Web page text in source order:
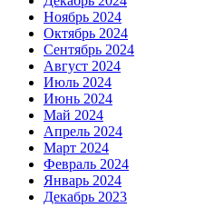
Ноябрь 2024
Октябрь 2024
Сентябрь 2024
Август 2024
Июль 2024
Июнь 2024
Май 2024
Апрель 2024
Март 2024
Февраль 2024
Январь 2024
Декабрь 2023